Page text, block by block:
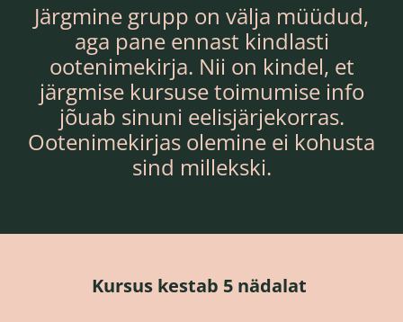
Järgmine grupp on välja müüdud,
aga pane ennast kindlasti
ootenimekirja. Nii on kindel, et
järgmise kursuse toimumise info
jõuab sinuni eelisjärjekorras.
Ootenimekirjas olemine ei kohusta
sind millekski.
Kursus kestab 5 nädalat